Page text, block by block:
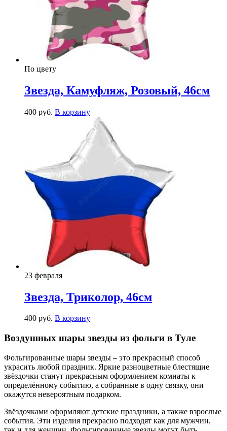
По цвету
Звезда, Камуфляж, Розовый, 46см
400 руб. В корзину
23 февраля
Звезда, Триколор, 46см
400 руб. В корзину
Воздушных шары звезды из фольги в Туле
Фольгированные шары звезды – это прекрасный способ
украсить любой праздник. Яркие разноцветные блестящие
звёздочки станут прекрасным оформлением комнаты к
определённому событию, а собранные в одну связку, они
окажутся невероятным подарком.
Звёздочками оформляют детские праздники, а также взрослые
события. Эти изделия прекрасно подходят как для мужчин,